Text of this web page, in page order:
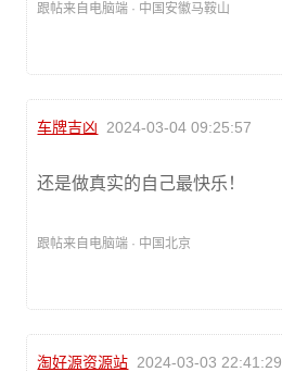
跟帖来自电脑端 · 中国安徽马鞍山
车牌吉凶 2024-03-04 09:25:57
还是做真实的自己最快乐！
跟帖来自电脑端 · 中国北京
淘好源资源站 2024-03-03 22:41:29